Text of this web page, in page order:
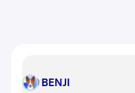
BENJI BENJI